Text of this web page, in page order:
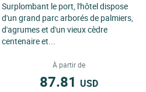
Surplombant le port, l'hôtel dispose
d'un grand parc arborés de palmiers,
d'agrumes et d'un vieux cèdre
centenaire et...
À partir de
87.81 USD